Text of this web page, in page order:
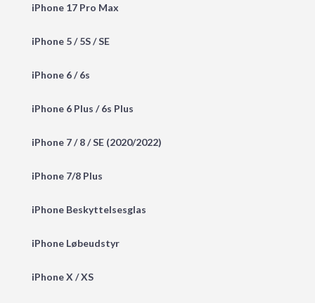
iPhone 17 Pro Max
iPhone 5 / 5S / SE
iPhone 6 / 6s
iPhone 6 Plus / 6s Plus
iPhone 7 / 8 / SE (2020/2022)
iPhone 7/8 Plus
iPhone Beskyttelsesglas
iPhone Løbeudstyr
iPhone X / XS